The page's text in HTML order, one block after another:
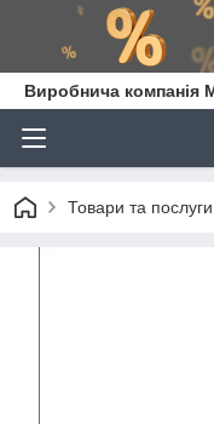
Виробнича компанія
Товари та послуги